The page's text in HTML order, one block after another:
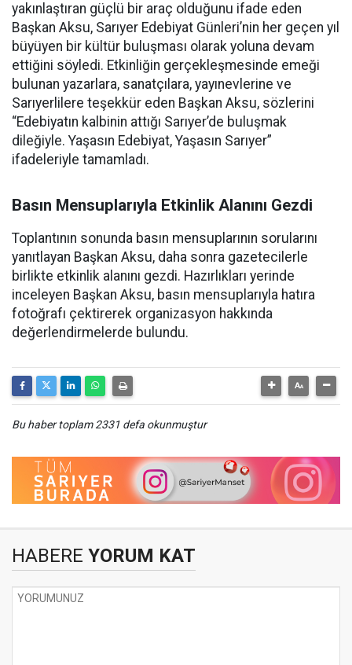
yakınlaştıran güçlü bir araç olduğunu ifade eden
Başkan Aksu, Sarıyer Edebiyat Günleri’nin her geçen yıl
büyüyen bir kültür buluşması olarak yoluna devam
ettiğini söyledi. Etkinliğin gerçekleşmesinde emeği
bulunan yazarlara, sanatçılara, yayınevlerine ve
Sarıyerlilere teşekkür eden Başkan Aksu, sözlerini
“Edebiyatın kalbinin attığı Sarıyer’de buluşmak
dileğiyle. Yaşasın Edebiyat, Yaşasın Sarıyer”
ifadeleriyle tamamladı.
Basın Mensuplarıyla Etkinlik Alanını Gezdi
Toplantının sonunda basın mensuplarının sorularını
yanıtlayan Başkan Aksu, daha sonra gazetecilerle
birlikte etkinlik alanını gezdi. Hazırlıkları yerinde
inceleyen Başkan Aksu, basın mensuplarıyla hatıra
fotoğrafı çektirerek organizasyon hakkında
değerlendirmelerde bulundu.
Bu haber toplam 2331 defa okunmuştur
HABERE YORUM KAT